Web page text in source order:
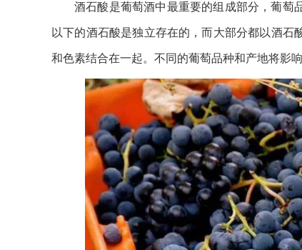
酒石酸是葡萄酒中最重要的组成部分，葡萄
以下的酒石酸是独立存在的，而大部分都以酒
和色素结合在一起。不同的葡萄品种和产地将影响